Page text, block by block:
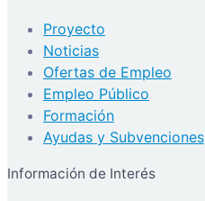
Proyecto
Noticias
Ofertas de Empleo
Empleo Público
Formación
Ayudas y Subvenciones
Información de Interés